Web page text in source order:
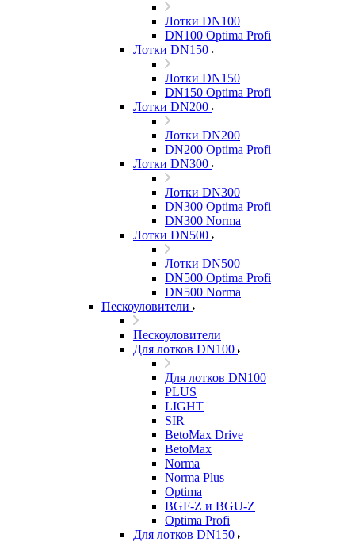
Лотки DN100
DN100 Optima Profi
Лотки DN150
Лотки DN150
DN150 Optima Profi
Лотки DN200
Лотки DN200
DN200 Optima Profi
Лотки DN300
Лотки DN300
DN300 Optima Profi
DN300 Norma
Лотки DN500
Лотки DN500
DN500 Optima Profi
DN500 Norma
Пескоуловители
Пескоуловители
Для лотков DN100
Для лотков DN100
PLUS
LIGHT
SIR
BetoMax Drive
BetoMax
Norma
Norma Plus
Optima
BGF-Z и BGU-Z
Optima Profi
Для лотков DN150